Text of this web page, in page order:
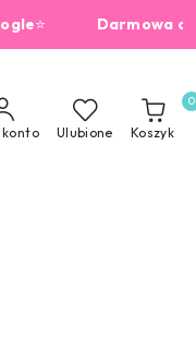
dostawa od
konto Ulubione Koszyk
0